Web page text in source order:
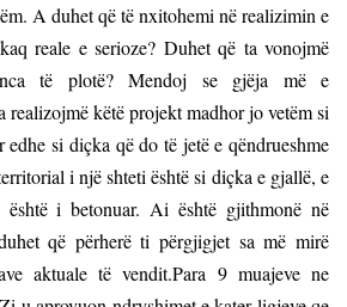
A duhet që të nxitohemi në realizimin e
reale e serioze? Duhet që ta vonojmë
të plotë? Mendoj se gjëja më e
realizojmë këtë projekt madhor jo vetëm si
si diçka që do të jetë e qëndrueshme
i një shteti është si diçka e gjallë, e
i betonuar. Ai është gjithmonë në
që përherë ti përgjigjet sa më mirë
aktuale të vendit.Para 9 muajeve ne